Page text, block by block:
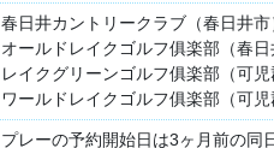
春日井カントリークラブ（春日井市
オールドレイクゴルフ俱楽部（春日
レイクグリーンゴルフ俱楽部（可児
ワールドレイクゴルフ俱楽部（可児
プレーの予約開始日は3ヶ月前の同